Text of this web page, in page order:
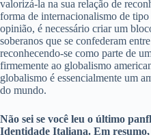
valorizá-la na sua relação de
forma de internacionalismo de
opinião, é necessário criar um
soberanos que se confederam
reconhecendo-se como parte de
firmemente ao globalismo
globalismo é essencialmente um
do mundo.
Não sei se você leu o último
Identidade Italiana. Em resumo,